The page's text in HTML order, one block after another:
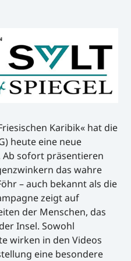
Karibik« hat die
heute eine neue
sofort präsentieren
das wahre
– auch bekannt als die
zeigt auf
der Menschen, das
Insel. Sowohl
wirken in den Videos
eine besondere